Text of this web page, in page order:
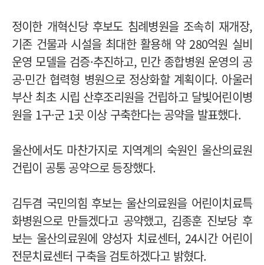
정이한 개혁신당 후보도 침례병원을 조속히 재개장,
기존 건물과 시설을 최대한 활용해 약 280억원 실비
운영 모델을 검증·추진하고, 민간 종합병원 운영의 공
공·민간 협력형 병원으로 정상화할 계획이다. 아울러
부산 최초 시립 산후조리원을 건립하고 달빛어린이병
원을 1구·군 1곳 이상 구축한다는 공약을 발표했다.
울산에서도 마찬가지로 지역계의 숙원인 울산의료원
건립이 공통 공약으로 등장했다.
김두겸 국민의힘 후보는 울산의료원을 어린이치료특
화병원으로 만들겠다고 공약했고, 김종훈 진보당 후
보는 울산의료원에 양성자 치료센터, 24시간 어린이
전문치료센터 구축을 검토하겠다고 밝혔다.